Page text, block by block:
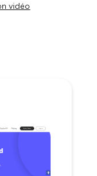
vidéo